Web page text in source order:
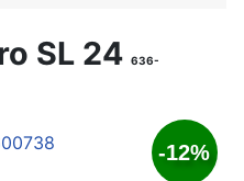
SL 24 636-
-12%